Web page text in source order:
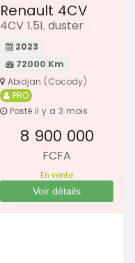
Renault 4CV
4CV 1.5L duster
2023
72000 Km
Abidjan (Cocody)
PRO
Posté il y a 3 mois
8 900 000
FCFA
En vente
Voir détails